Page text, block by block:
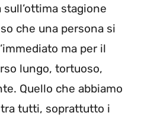
stagione
che una persona si
ma per il
lungo, tortuoso,
Quello che abbiamo
tutti, soprattutto i